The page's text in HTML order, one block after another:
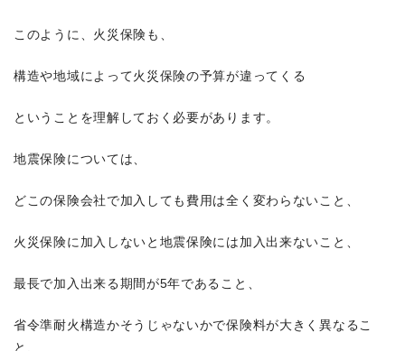
このように、火災保険も、
構造や地域によって火災保険の予算が違ってくる
ということを理解しておく必要があります。
地震保険については、
どこの保険会社で加入しても費用は全く変わらないこと、
火災保険に加入しないと地震保険には加入出来ないこと、
最長で加入出来る期間が5年であること、
省令準耐火構造かそうじゃないかで保険料が大きく異なるこ
と、